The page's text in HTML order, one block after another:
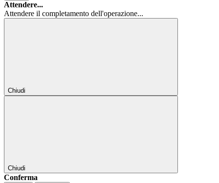
Attendere...
Attendere il completamento dell'operazione...
Chiudi
Chiudi
Conferma